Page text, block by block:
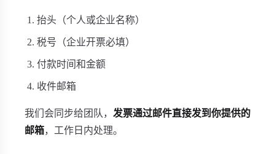
抬头（个人或企业名称）
税号（企业开票必填）
付款时间和金额
收件邮箱
我们会同步给团队， 发票通过邮件直接发到你提供的
邮箱，工作日内处理。